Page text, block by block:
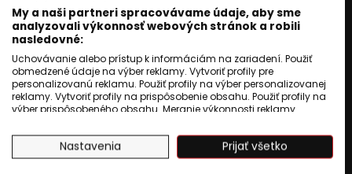
My a naši partneri spracovávame údaje, aby sme
analyzovali výkonnosť webových stránok a robili
nasledovné:
Uchovávanie alebo prístup k informáciám na zariadení. Použiť
obmedzené údaje na výber reklamy. Vytvoriť profily pre
personalizovanú reklamu. Použiť profily na výber personalizovanej
reklamy. Vytvoriť profily na prispôsobenie obsahu. Použiť profily na
výber prispôsobeného obsahu. Meranie výkonnosti reklamy.
štatistík alebo spájania údajov z rôznych zdrojov. Vývoj a
zlepšovanie služieb. Použitie obmedzených údajov na výber
obsahu.
Nastavenia Prijať všetko